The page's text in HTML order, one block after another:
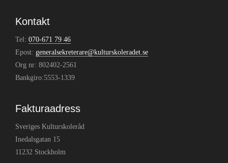
Kontakt
Tel: 070-671 79 46
Epost: generalsekreterare@kulturskoleradet.se
Org nr: 802402-2561
Bankgiro:5553-1339
Fakturaadress
Sveriges Kulturskoleråd
Inedalsgatan 15
11232 Stockholm